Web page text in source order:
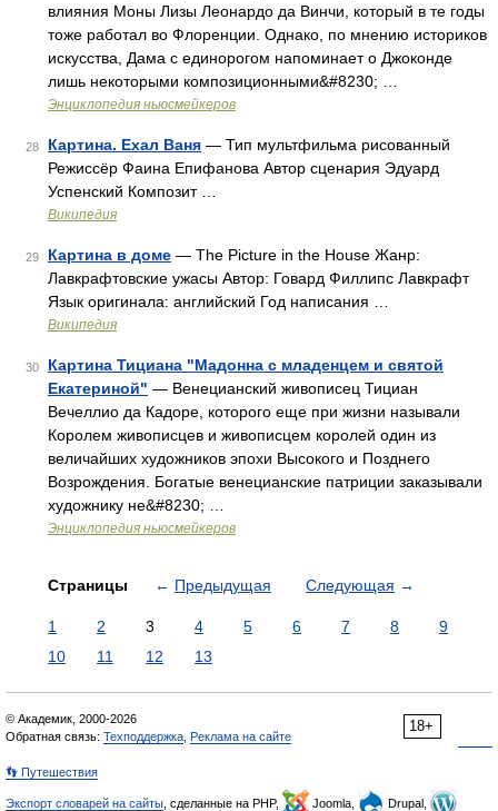
влияния Моны Лизы Леонардо да Винчи, который в те годы
тоже работал во Флоренции. Однако, по мнению историков
искусства, Дама с единорогом напоминает о Джоконде
лишь некоторыми композиционными&#8230; …
Энциклопедия ньюсмейкеров
28 Картина. Ехал Ваня — Тип мультфильма рисованный
Режиссёр Фаина Епифанова Автор сценария Эдуард
Успенский Композит …
Википедия
29 Картина в доме — The Picture in the House Жанр:
Лавкрафтовские ужасы Автор: Говард Филлипс Лавкрафт
Язык оригинала: английский Год написания …
Википедия
30
Картина Тициана "Мадонна с младенцем и святой
Екатериной" — Венецианский живописец Тициан
Вечеллио да Кадоре, которого еще при жизни называли
Королем живописцев и живописцем королей один из
величайших художников эпохи Высокого и Позднего
Возрождения. Богатые венецианские патриции заказывали
художнику не&#8230; …
Энциклопедия ньюсмейкеров
Страницы ← Предыдущая Следующая →
1 2 3 4 5 6 7 8
9
10
11 12 13
18+
© Академик, 2000-2026
Обратная связь: Техподдержка Реклама на сайте
👣 Путешествия
Экспорт словарей на сайты , сделанные на PHP, Joomla,
Drupal,